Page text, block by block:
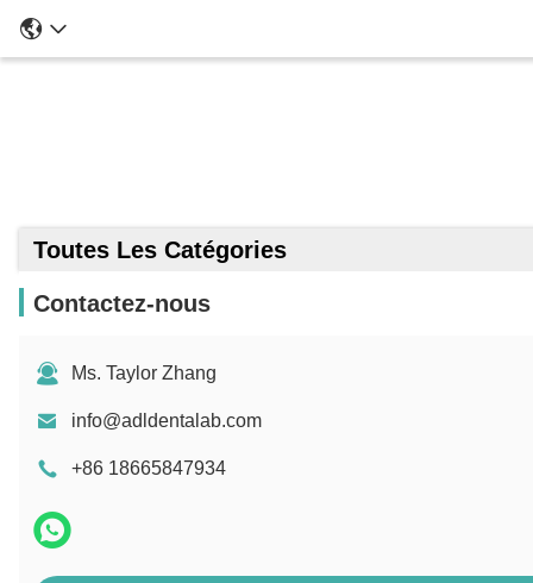
Toutes Les Catégories
Contactez-nous
Ms. Taylor Zhang
info@adldentalab.com
+86 18665847934